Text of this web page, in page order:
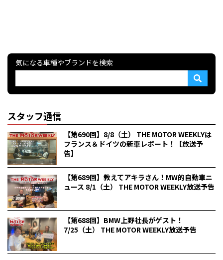
気になる車種やブランドを検索
スタッフ通信
【第690回】8/8（土） THE MOTOR WEEKLYは
フランス＆ドイツの新車レポート！【放送予
告】
【第689回】教えてアキラさん！MW的自動車ニ
ュース 8/1（土） THE MOTOR WEEKLY放送予告
【第688回】BMW上野社長がゲスト！
7/25（土） THE MOTOR WEEKLY放送予告